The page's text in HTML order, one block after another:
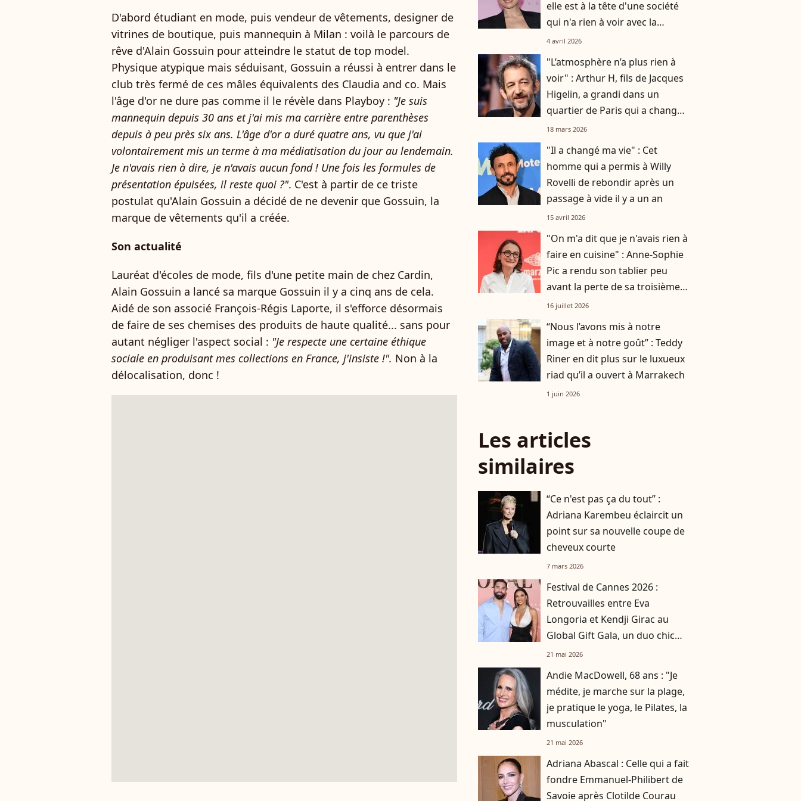
D'abord étudiant en mode, puis vendeur de vêtements, designer de
vitrines de boutique, puis mannequin à Milan : voilà le parcours de
rêve d'Alain Gossuin pour atteindre le statut de top model.
Physique atypique mais séduisant, Gossuin a réussi à entrer dans le
club très fermé de ces mâles équivalents des Claudia and co. Mais
l'âge d'or ne dure pas comme il le révèle dans Playboy : "Je suis
mannequin depuis 30 ans et j'ai mis ma carrière entre parenthèses
depuis à peu près six ans. L'âge d'or a duré quatre ans, vu que j'ai
volontairement mis un terme à ma médiatisation du jour au lendemain.
Je n'avais rien à dire, je n'avais aucun fond ! Une fois les formules de
présentation épuisées, il reste quoi ?". C'est à partir de ce triste
postulat qu'Alain Gossuin a décidé de ne devenir que Gossuin, la
marque de vêtements qu'il a créée.
Son actualité
Lauréat d'écoles de mode, fils d'une petite main de chez Cardin,
Alain Gossuin a lancé sa marque Gossuin il y a cinq ans de cela.
Aidé de son associé François-Régis Laporte, il s'efforce désormais
de faire de ses chemises des produits de haute qualité... sans pour
autant négliger l'aspect social : "Je respecte une certaine éthique
sociale en produisant mes collections en France, j'insiste !". Non à la
délocalisation, donc !
elle est à la tête d'une société
qui n'a rien à voir avec la
musique
4 avril 2026
"L’atmosphère n’a plus rien à
voir" : Arthur H, fils de Jacques
Higelin, a grandi dans un
quartier de Paris qui a changé
du tout au tout
18 mars 2026
"Il a changé ma vie" : Cet
homme qui a permis à Willy
Rovelli de rebondir après un
passage à vide il y a un an
15 avril 2026
"On m'a dit que je n'avais rien à
faire en cuisine" : Anne-Sophie
Pic a rendu son tablier peu
avant la perte de sa troisième
étoile
16 juillet 2026
“Nous l’avons mis à notre
image et à notre goût” : Teddy
Riner en dit plus sur le luxueux
riad qu’il a ouvert à Marrakech
1 juin 2026
Les articles
similaires
“Ce n'est pas ça du tout” :
Adriana Karembeu éclaircit un
point sur sa nouvelle coupe de
cheveux courte
7 mars 2026
Festival de Cannes 2026 :
Retrouvailles entre Eva
Longoria et Kendji Girac au
Global Gift Gala, un duo chic
pour la bonne cause
21 mai 2026
Andie MacDowell, 68 ans : "Je
médite, je marche sur la plage,
je pratique le yoga, le Pilates, la
musculation"
21 mai 2026
Adriana Abascal : Celle qui a fait
fondre Emmanuel-Philibert de
Savoie après Clotilde Courau